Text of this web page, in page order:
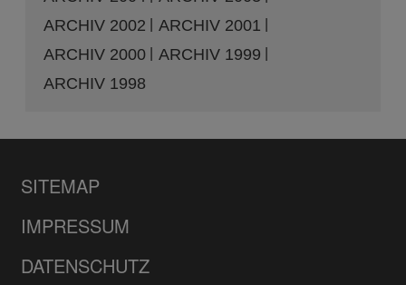
ARCHIV 2002
ARCHIV 2001
ARCHIV 2000
ARCHIV 1999
ARCHIV 1998
SITEMAP
IMPRESSUM
DATENSCHUTZ